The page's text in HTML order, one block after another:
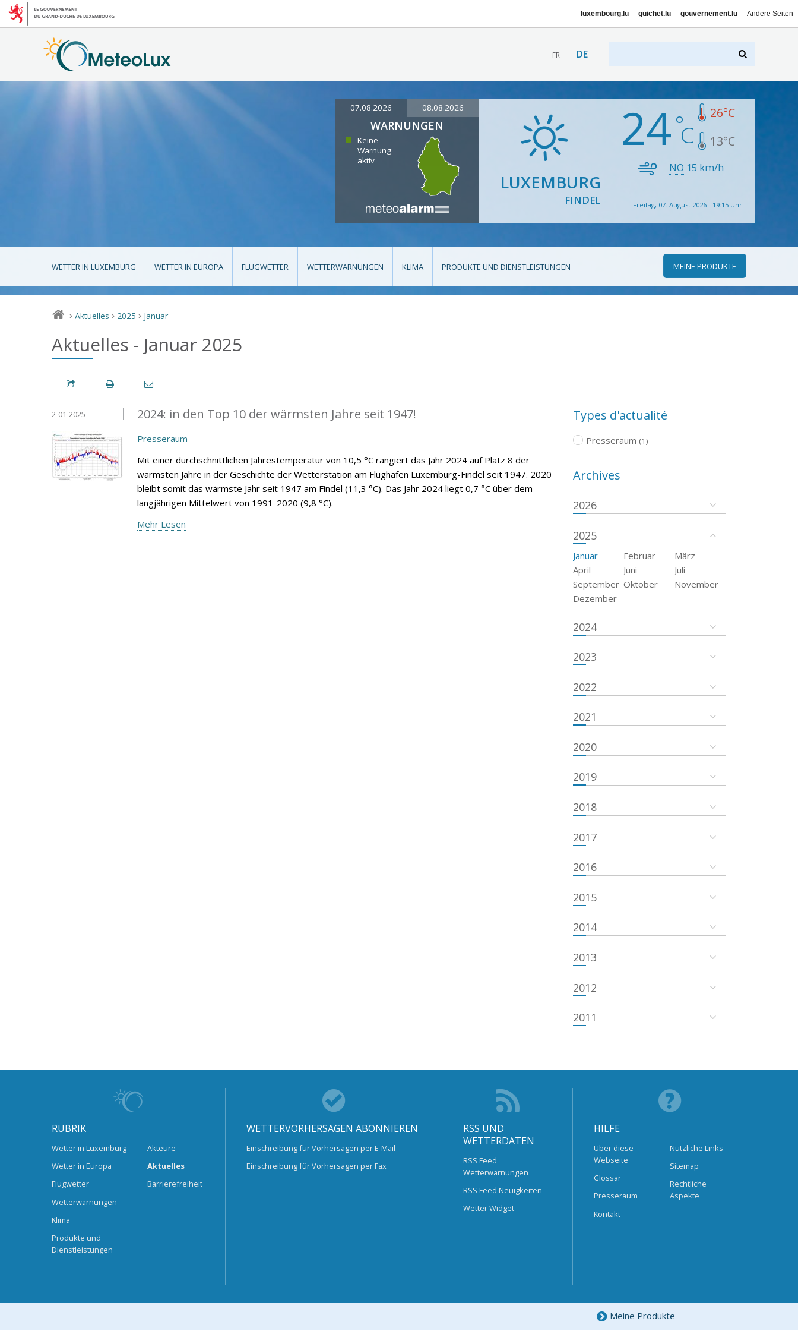
luxembourg.lu guichet.lu gouvernement.lu Andere Seiten
FR DE
07.08.2026 08.08.2026
WARNUNGEN
Keine
Warnung
aktiv
LUXEMBURG
FINDEL
24 26°C
13°C
NO 15 km/h
Freitag, 07. August 2026 - 19:15 Uhr
WETTER IN LUXEMBURG WETTER IN EUROPA FLUGWETTER WETTERWARNUNGEN KLIMA PRODUKTE UND DIENSTLEISTUNGEN MEINE PRODUKTE
> Aktuelles > 2025 > Januar
Aktuelles - Januar 2025
2024: in den Top 10 der wärmsten Jahre seit 1947!
2-01-2025
Presseraum
Mit einer durchschnittlichen Jahrestemperatur von 10,5 °C rangiert das Jahr 2024 auf Platz 8 der
wärmsten Jahre in der Geschichte der Wetterstation am Flughafen Luxemburg-Findel seit 1947. 2020
bleibt somit das wärmste Jahr seit 1947 am Findel (11,3 °C). Das Jahr 2024 liegt 0,7 °C über dem
langjährigen Mittelwert von 1991-2020 (9,8 °C).
Mehr Lesen
Types d'actualité
Presseraum (1)
Archives
2026
2025
Januar Februar
März
April
Juni
Juli
September Oktober
November
Dezember
2024
2023
2022
2021
2020
2019
2018
2017
2016
2015
2014
2013
2012
2011
RUBRIK
Wetter in Luxemburg
Wetter in Europa
Flugwetter
Wetterwarnungen
Klima
Produkte und
Dienstleistungen
Akteure
Aktuelles
Barrierefreiheit
WETTERVORHERSAGEN ABONNIEREN
Einschreibung für Vorhersagen per E-Mail
Einschreibung für Vorhersagen per Fax
RSS UND
WETTERDATEN
RSS Feed
Wetterwarnungen
RSS Feed Neuigkeiten
Wetter Widget
HILFE
Über diese
Webseite
Glossar
Presseraum
Kontakt
Nützliche Links
Sitemap
Rechtliche
Aspekte
Meine Produkte